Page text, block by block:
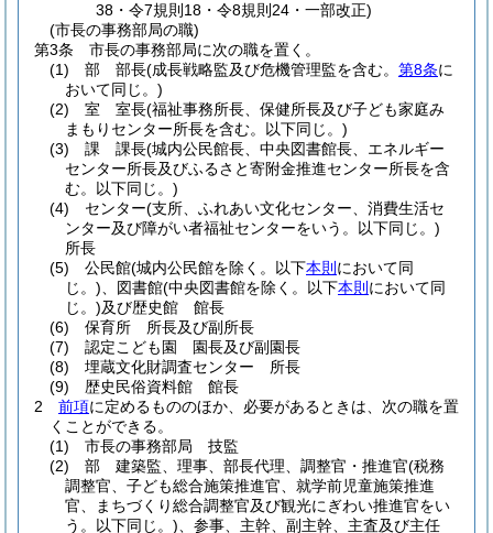
38・令7規則18・令8規則24・一部改正)
(市長の事務部局の職)
第3条
市長の事務部局に次の職を置く。
(1)
部 部長(成長戦略監及び危機管理監を含む。 第8条に
おいて同じ。)
(2)
室 室長(福祉事務所長、保健所長及び子ども家庭み
まもりセンター所長を含む。以下同じ。)
(3)
課 課長(城内公民館長、中央図書館長、エネルギー
センター所長及びふるさと寄附金推進センター所長を含
む。以下同じ。)
(4)
センター(支所、ふれあい文化センター、消費生活セ
ンター及び障がい者福祉センターをいう。以下同じ。)
所長
(5)
公民館(城内公民館を除く。以下本則 において同
じ。) 、図書館(中央図書館を除く。以下本則 において同
じ。)及び歴史館 館長
(6)
保育所 所長及び副所長
(7)
認定こども園 園長及び副園長
(8)
埋蔵文化財調査センター 所長
(9)
歴史民俗資料館 館長
2
前項に定めるもののほか、必要があるときは、次の職を置
くことができる。
(1)
市長の事務部局 技監
(2)
部 建築監、理事、部長代理、調整官・推進官(税務
調整官、子ども総合施策推進官、就学前児童施策推進
官、まちづくり総合調整官及び観光にぎわい推進官をい
う。以下同じ。) 、参事、主幹、副主幹、主査及び主任